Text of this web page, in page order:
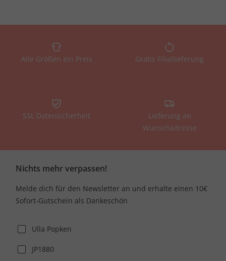
Alle Größen ein Preis Gratis Filiallieferung
SSL Datensicherheit
Lieferung an
Wunschadresse
Nichts mehr verpassen!
Melde dich für den Newsletter an und erhalte einen 10€
Sofort-Gutschein als Dankeschön
Ulla Popken
JP1880